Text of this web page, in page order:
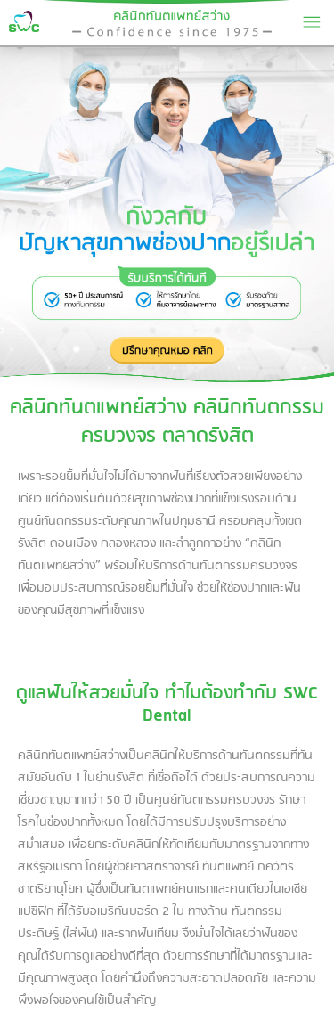
คลินิกทันตแพทย์สว่าง คลินิกทันตกรรม
ครบวงจร ตลาดรังสิต
เพราะรอยยิ้มที่มั่นใจไม่ได้มาจากฟันที่เรียงตัวสวยเพียงอย่าง
เดียว แต่ต้องเริ่มต้นด้วยสุขภาพช่องปากที่แข็งแรงรอบด้าน
ศูนย์ทันตกรรมระดับคุณภาพในปทุมธานี ครอบคลุมทั้งเขต
รังสิต ดอนเมือง คลองหลวง และลำลูกกาอย่าง “คลินิก
ทันตแพทย์สว่าง” พร้อมให้บริการด้านทันตกรรมครบวงจร
เพื่อมอบประสบการณ์รอยยิ้มที่มั่นใจ ช่วยให้ช่องปากและฟัน
ของคุณมีสุขภาพที่แข็งแรง
ดูแลฟันให้สวยมั่นใจ ทำไมต้องทำกับ SWC
Dental
คลินิกทันตแพทย์สว่างเป็นคลินิกให้บริการด้านทันตกรรมที่ทัน
สมัยอันดับ 1 ในย่านรังสิต ที่เชื่อถือได้ ด้วยประสบการณ์ความ
เชี่ยวชาญมากกว่า 50 ปี เป็นศูนย์ทันตกรรมครบวงจร รักษา
โรคในช่องปากทั้งหมด โดยได้มีการปรับปรุงบริการอย่าง
สม่ำเสมอ เพื่อยกระดับคลินิกให้ทัดเทียมกับมาตรฐานจากทาง
สหรัฐอเมริกา โดยผู้ช่วยศาสตราจารย์ ทันตแพทย์ ภควัตร
ชาตริยานุโยค ผู้ซึ่งเป็นทันตแพทย์คนแรกและคนเดียวในเอเชีย
แปซิฟิก ที่ได้รับอเมริกันบอร์ด 2 ใบ ทางด้าน ทันตกรรม
ประดิษฐ์ (ใส่ฟัน) และรากฟันเทียม จึงมั่นใจได้เลยว่าฟันของ
คุณได้รับการดูแลอย่างดีที่สุด ด้วยการรักษาที่ได้มาตรฐานและ
มีคุณภาพสูงสุด โดยคำนึงถึงความสะอาดปลอดภัย และความ
พึงพอใจของคนไข้เป็นสำคัญ